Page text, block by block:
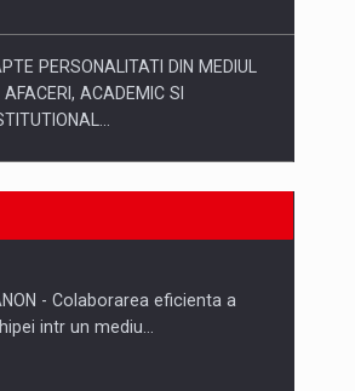
PERSONALITATI DIN MEDIUL
AFACERI, ACADEMIC SI
isi consolideaza prezenta in
de investitii BoldMind si
- Colaborarea eficienta a
intr un mediu…